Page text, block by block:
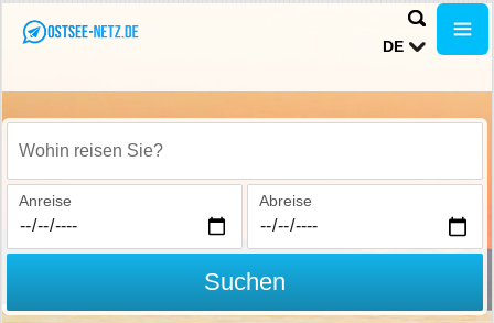
DE
Wohin reisen Sie?
Anreise Abreise
Suchen